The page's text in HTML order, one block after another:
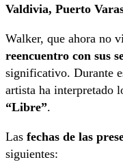
Valdivia, Puerto
Walker, que ahora no
reencuentro con sus
significativo. Durante
artista ha interpretado
“Libre”.
Las fechas de las
siguientes: